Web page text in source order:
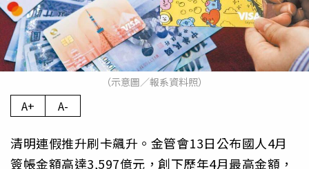
（示意圖／報系資料照）
A+ A-
清明連假推升刷卡飆升。金管會13日公布國人4月
簽帳金額高達3,597億元，創下歷年4月最高金額，